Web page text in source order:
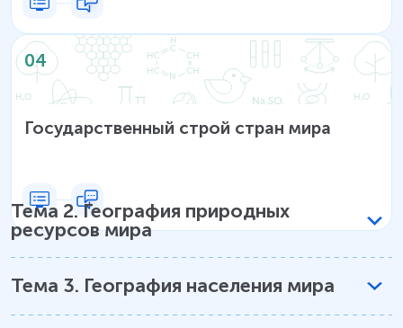
04
Государственный строй стран мира
Тема 2.География природных
ресурсов мира
Тема 3. География населения мира